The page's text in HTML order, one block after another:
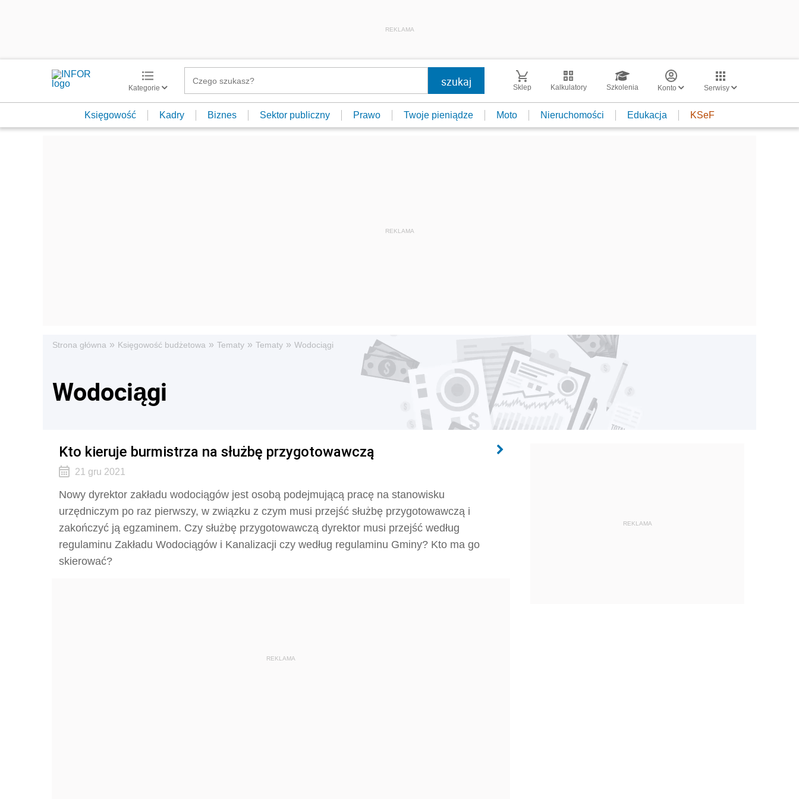
REKLAMA
Kategorie Sklep Kalkulatory Szkolenia Konto Serwisy
Księgowość Kadry Biznes Sektor publiczny Prawo Twoje pieniądze Moto Nieruchomości Edukacja KSeF
Strona główna » Księgowość budżetowa » Tematy » Tematy » Wodociągi
Wodociągi
Kto kieruje burmistrza na służbę przygotowawczą
21 gru 2021
Nowy dyrektor zakładu wodociągów jest osobą podejmującą pracę na stanowisku
urzędniczym po raz pierwszy, w związku z czym musi przejść służbę przygotowawczą i
zakończyć ją egzaminem. Czy służbę przygotowawczą dyrektor musi przejść według
regulaminu Zakładu Wodociągów i Kanalizacji czy według regulaminu Gminy? Kto ma go
skierować?
REKLAMA
REKLAMA